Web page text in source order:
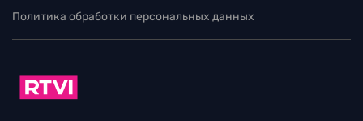
Политика обработки персональных данных